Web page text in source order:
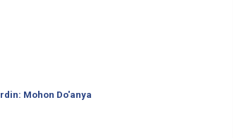
Mohon Do'anya